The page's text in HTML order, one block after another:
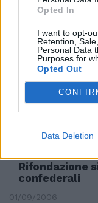
Opted In
I want to opt-
Retention,
Personal Data
Purposes for
Opted Out
Data Deletion
alla base Usa
17/01/2007
Anche la
contro la
10/11/2006
Rifondazione
confederali
01/09/2006